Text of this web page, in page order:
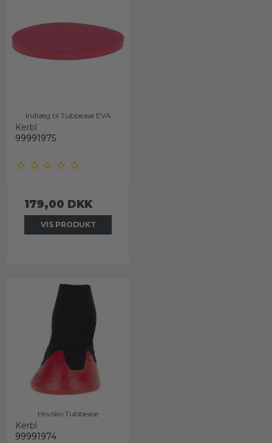
Indlæg til Tubbease EVA
Kerbl
99991975
179,00 DKK
VIS PRODUKT
Hovsko Tubbease
Kerbl
99991974